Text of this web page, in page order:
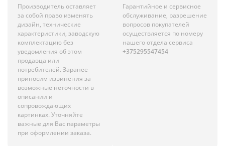
Производитель оставляет
за собой право изменять
дизайн, технические
характеристики, заводскую
комплектацию без
уведомления об этом
продавца или
потребителей. Заранее
приносим извинения за
возможные неточности в
описании и
сопровождающих
картинках. Уточняйте
важные для Вас параметры
при оформлении заказа.
Гарантийное и сервисное
обслуживание, разрешение
вопросов покупателей
осуществляется по номеру
нашего отдела сервиса
+375295547454